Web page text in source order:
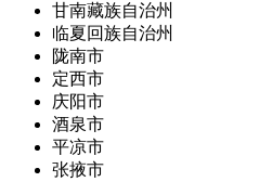
甘南藏族自治州
临夏回族自治州
陇南市
定西市
庆阳市
酒泉市
平凉市
张掖市